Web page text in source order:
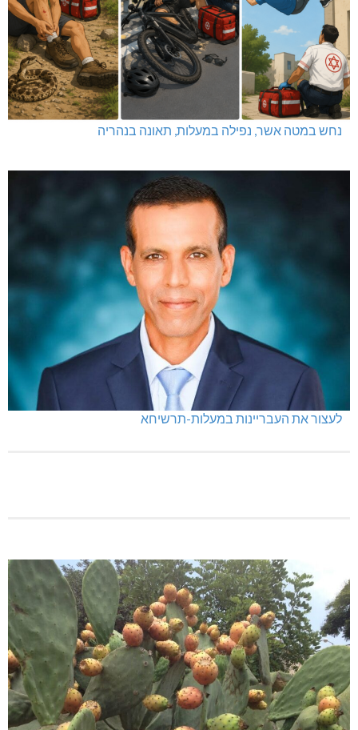
נחש במטה אשר, נפילה במעלות, תאונה בנהריה
לעצור את העבריינות במעלות-תרשיחא